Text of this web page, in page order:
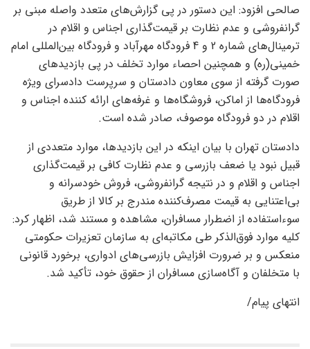
صالحی افزود: این دستور در پی گزارش‌های متعدد واصله مبنی بر
گرانفروشی و عدم نظارت بر قیمت‌گذاری اجناس و اقلام در
ترمینال‌های شماره 2 و 4 فرودگاه مهرآباد و فرودگاه بین‌المللی امام
خمینی(ره) و همچنین احصاء موارد تخلف در پی بازدیدهای
صورت گرفته از سوی معاون دادستان و سرپرست دادسرای ویژه
فرودگاه‌ها از اماکن، فروشگاه‌ها و غرفه‌های ارائه کننده اجناس و
اقلام در دو فرودگاه موصوف، صادر شده است.
دادستان تهران با بیان اینکه در این بازدیدها، موارد متعددی از
قبیل نبود یا ضعف بازرسی و عدم نظارت کافی بر قیمت‌گذاری
اجناس و اقلام و در نتیجه گرانفروشی، فروش خودسرانه و
بی‌اعتنایی به قیمت مصرف‌کننده مندرج بر کالا از طریق
سوءاستفاده از اضطرار مسافران، مشاهده و مستند شد، اظهار کرد:
کلیه موارد فوق‌الذکر طی مکاتبه‌ای به سازمان تعزیرات حکومتی
منعکس و بر ضرورت افزایش بازرسی‌های ادواری، برخورد قانونی
با متخلفان و آگاه‌سازی مسافران از حقوق خود، تأکید شد.
انتهای پیام/